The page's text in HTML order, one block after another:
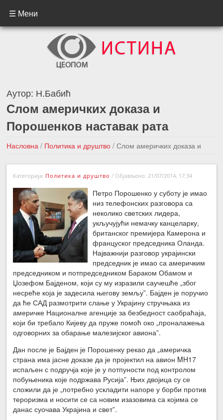
☰ Мени
Аутор: Н.Бабић
Слом америчких доказа и
Порошенков наставак рата
Насловна / Политика и друштво / Слом америчких доказа и
Порошенков наставак рата
←Претходна вест
Следећа вест →
Категорија: Политика и друштво / Објављено: 21/07/2014, 17:34
Петро Порошенко у суботу је имао
низ телефонских разговора са
неколико светских лидера,
укључујући немачку канцеларку,
британског премијера Камерона и
француског председника Оланда.
Најважнији разговор украјински
председник је имао са америчким
председником и потпредседником Бараком Обамом и
Џозефом Бајденом, који су му изразили саучешће „због
несреће која је задесила његову земљу”. Бајден је поручио
да ће САД размотрити слање у Украјину стручњака из
америчке Националне агенције за безбедност саобраћаја,
који би требало Кијеву да пруже помоћ око „проналажења
одговорних за обарање малезијског авиона”.
Дан после је Бајден је Порошенку рекао да „америчка
страна има јасне доказе да је пројектил на авион MH17
испаљен с подручја које је у потпуности под контролом
побуњеника које подржава Русија”. Њих двојица су се
сложили да је „потребно ускладити напоре у борби против
тероризма и носити се са новим изазовима са којима се
данас суочава Украјина и свет”.